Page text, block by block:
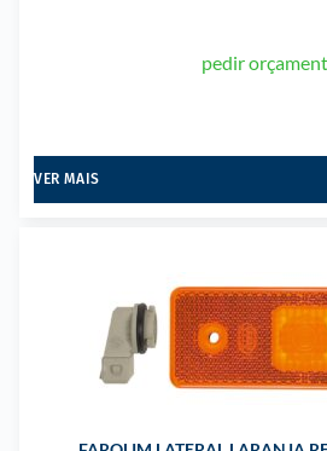
pedir
VER MAIS